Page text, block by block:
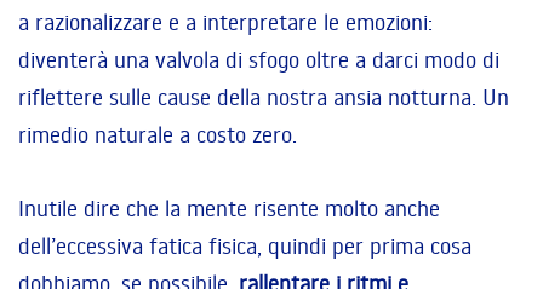
a razionalizzare e a interpretare le emozioni:
diventerà una valvola di sfogo oltre a darci modo di
riflettere sulle cause della nostra ansia notturna. Un
rimedio naturale a costo zero.
Inutile dire che la mente risente molto anche
dell’eccessiva fatica fisica, quindi per prima cosa